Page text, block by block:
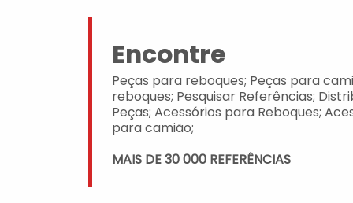
Encontre
Peças para reboques; Peças para
reboques; Pesquisar Referências;
Peças; Acessórios para Reboques;
para camião;
MAIS DE 30 000 REFERÊNCIAS